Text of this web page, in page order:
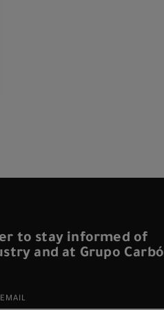
to stay informed of
and at Grupo Carbó
EMAIL